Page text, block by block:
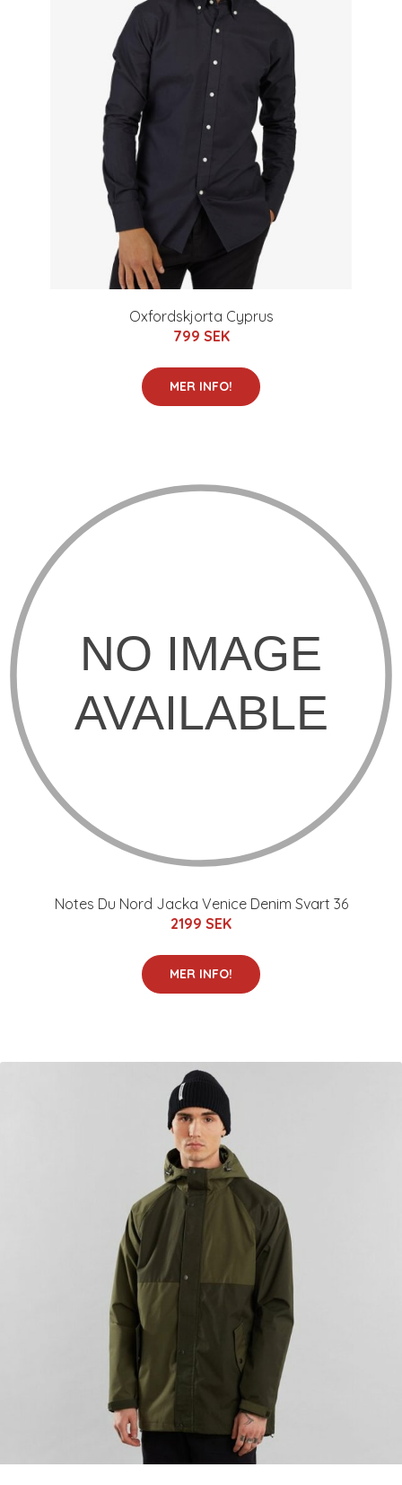
Oxfordskjorta Cyprus
799 SEK
MER INFO!
Notes Du Nord Jacka Venice Denim Svart 36
2199 SEK
MER INFO!